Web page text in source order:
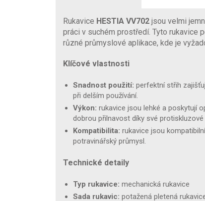
Rukavice HESTIA VV702 jsou velmi
práci v suchém prostředí. Tyto rukavice
různé průmyslové aplikace, kde je
Klíčové vlastnosti
Snadnost použití: perfektní střih
při delším používání.
Výkon: rukavice jsou lehké a poskytují
dobrou přilnavost díky své protiskluzové
Kompatibilita: rukavice jsou
potravinářský průmysl.
Technické detaily
Typ rukavice: mechanická rukavice
Sada rukavic: potažená pletená